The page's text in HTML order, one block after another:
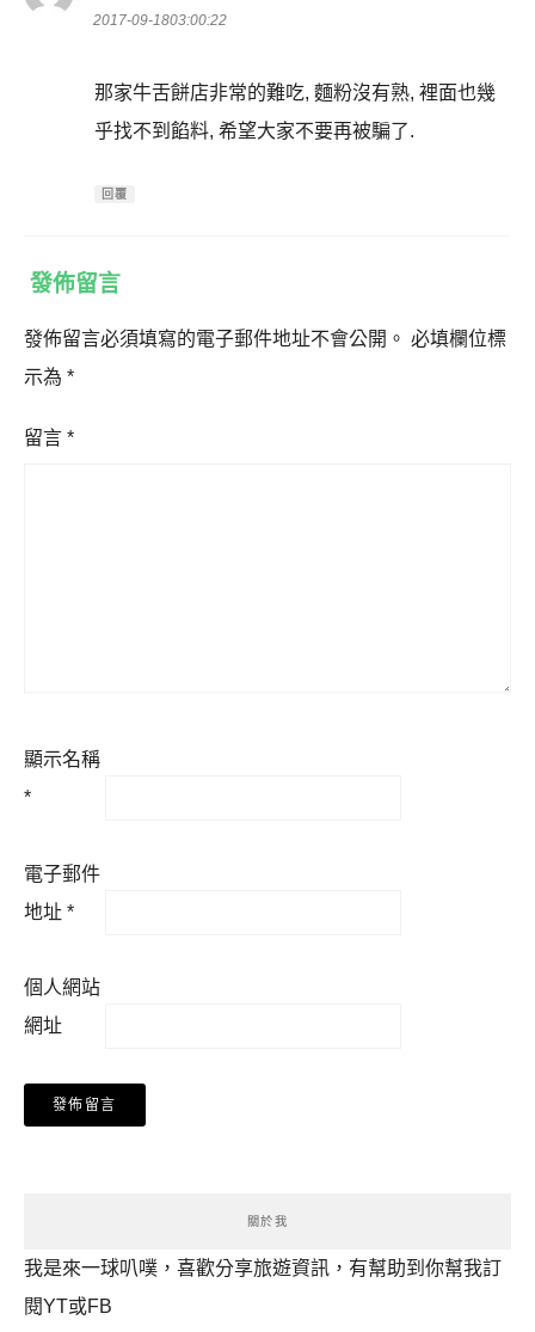
示:
2017-09-1803:00:22
那家牛舌餅店非常的難吃, 麵粉沒有熟, 裡面也幾
乎找不到餡料, 希望大家不要再被騙了.
回覆
發佈留言
發佈留言必須填寫的電子郵件地址不會公開。 必填欄位標
示為 *
留言 *
顯示名稱
*
電子郵件
地址 *
個人網站
網址
關於我
我是來一球叭噗，喜歡分享旅遊資訊，有幫助到你幫我訂
閱YT或FB